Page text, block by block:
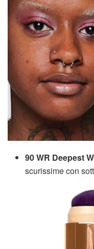
90 WR Deepest
scurissime con